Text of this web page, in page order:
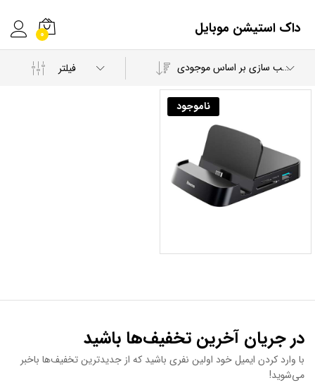
داک استیشن موبایل 0
فیلتر مرتب سازی بر اساس موجودی
ناموجود
در جریان آخرین تخفیف‌ها باشید
با وارد کردن ایمیل خود اولین نفری باشید که از جدیدترین تخفیف‌ها باخبر
می‌شوید!